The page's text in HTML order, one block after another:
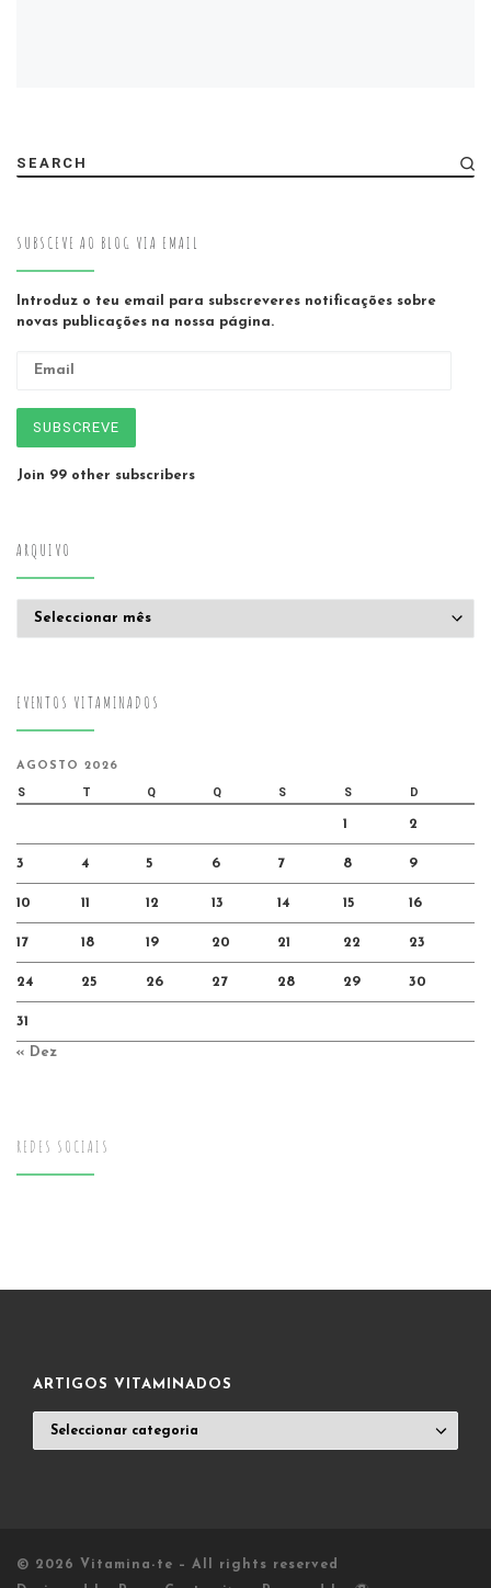
SEARCH
SUBSCEVE AO BLOG VIA EMAIL
Introduz o teu email para subscreveres notificações sobre
novas publicações na nossa página.
SUBSCREVE
Join 99 other subscribers
ARQUIVO
EVENTOS VITAMINADOS
AGOSTO 2026
S T Q Q S S D
1 2
3 4 5 6 7 8 9
10 11 12 13 14 15 16
17 18 19 20 21 22 23
24 25 26 27 28 29 30
31
« Dez
REDES SOCIAIS
ARTIGOS VITAMINADOS
VITAMINADOS
© 2026 Vitamina-te – All rights reserved